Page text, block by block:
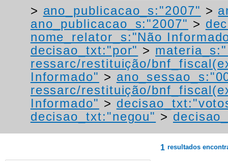
> ano_publicacao_s:"2007" >
ano_publicacao_s:"2007" >
nome_relator_s:"Não
decisao_txt:"por" >
ressarc/restituição/
Informado" >
ressarc/restituição/
Informado" >
decisao_txt:"negou" >
1 resultados